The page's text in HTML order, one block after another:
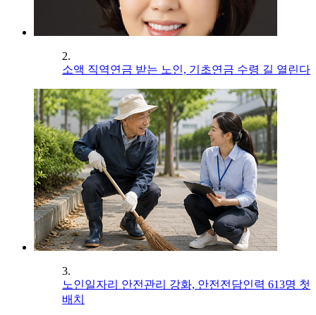
2.
소액 직역연금 받는 노인, 기초연금 수령 길 열린다
3.
노인일자리 안전관리 강화, 안전전담인력 613명 첫
배치